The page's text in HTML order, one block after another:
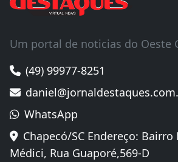
Um portal de noticias do Oeste
(49) 99977-8251
WhatsApp
Chapecó/SC Endereço:
Médici, Rua Guaporé,569-D